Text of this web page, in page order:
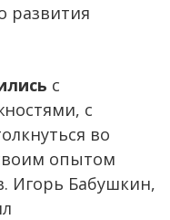
развития
с
с
во
опытом
Игорь Бабушкин,